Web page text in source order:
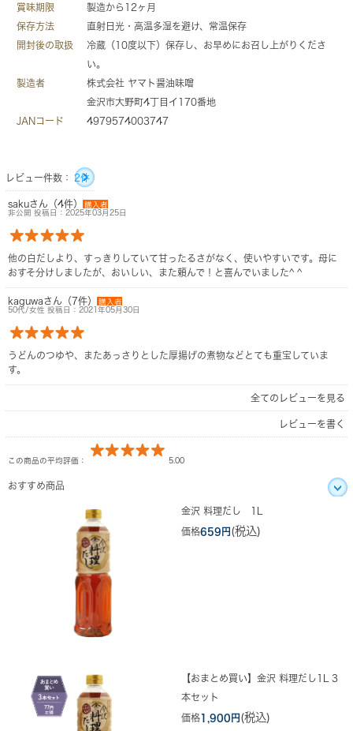
賞味期限
製造から12ヶ月
保存方法
直射日光・高温多湿を避け、常温保存
開封後の取扱
冷蔵（10度以下）保存し、お早めにお召し上がりくださ
い。
製造者
株式会社 ヤマト醤油味噌
金沢市大野町4丁目イ170番地
JANコード
4979574003747
レビュー件数： 2件
sakuさん（4件）
購入者
非公開 投稿日：2025年03月25日
他の白だしより、すっきりしていて甘ったるさがなく、使いやすいです。母に
おすそ分けしましたが、おいしい、また頼んで！と喜んでいました^ ^
kaguwaさん（7件）
購入者
50代/女性 投稿日：2021年05月30日
うどんのつゆや、またあっさりとした厚揚げの煮物などとても重宝していま
す。
全てのレビューを見る
レビューを書く
この商品の平均評価： 5.00
おすすめ商品
金沢 料理だし 1L
価格659円 (税込)
【おまとめ買い】金沢 料理だし1L 3
本セット
価格1,900円 (税込)